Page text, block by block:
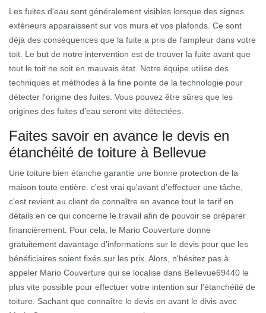
Les fuites d'eau sont généralement visibles lorsque des signes
extérieurs apparaissent sur vos murs et vos plafonds. Ce sont
déjà des conséquences que la fuite a pris de l'ampleur dans votre
toit. Le but de notre intervention est de trouver la fuite avant que
tout le toit ne soit en mauvais état. Notre équipe utilise des
techniques et méthodes à la fine pointe de la technologie pour
détecter l'origine des fuites. Vous pouvez être sûres que les
origines des fuites d’eau seront vite détectées.
Faites savoir en avance le devis en
étanchéité de toiture à Bellevue
Une toiture bien étanche garantie une bonne protection de la
maison toute entière. c'est vrai qu'avant d'effectuer une tâche,
c'est revient au client de connaître en avance tout le tarif en
détails en ce qui concerne le travail afin de pouvoir se préparer
financièrement. Pour cela, le Mario Couverture donne
gratuitement davantage d'informations sur le devis pour que les
bénéficiaires soient fixés sur les prix. Alors, n'hésitez pas à
appeler Mario Couverture qui se localise dans Bellevue69440 le
plus vite possible pour effectuer votre intention sur l'étanchéité de
toiture. Sachant que connaître le devis en avant le divis avec